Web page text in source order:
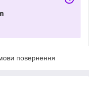
повернення